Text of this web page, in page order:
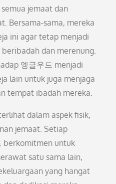
jemaat dan
Bersama-sama, mereka
ini agar tetap menjadi
dan merenung.
엥글우드 menjadi
lain untuk juga menjaga
tempat ibadah mereka.
dalam aspek fisik,
jemaat. Setiap
berkomitmen untuk
satu sama lain,
yang hangat